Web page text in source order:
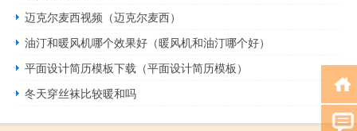
迈克尔麦西视频（迈克尔麦西）
油汀和暖风机哪个效果好（暖风机和油汀哪个好）
平面设计简历模板下载（平面设计简历模板）
冬天穿丝袜比较暖和吗